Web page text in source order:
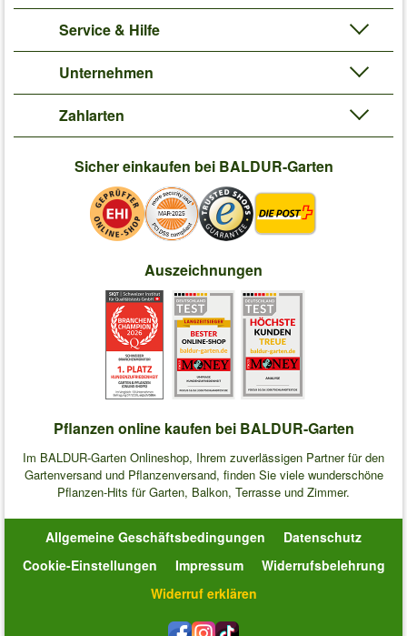
Service & Hilfe
Unternehmen
Zahlarten
Sicher einkaufen bei BALDUR-Garten
Auszeichnungen
Pflanzen online kaufen bei BALDUR-Garten
Im BALDUR-Garten Onlineshop, Ihrem zuverlässigen Partner für den
Gartenversand und Pflanzenversand, finden Sie viele wunderschöne
Pflanzen-Hits für Garten, Balkon, Terrasse und Zimmer.
Allgemeine Geschäftsbedingungen
Datenschutz
Cookie-Einstellungen
Impressum
Widerrufsbelehrung
Widerruf erklären